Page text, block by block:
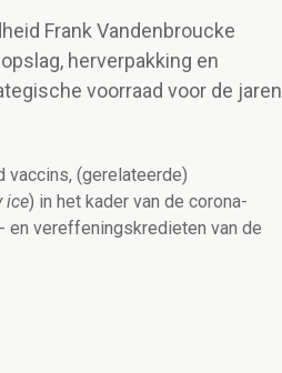
Frank Vandenbroucke
herverpakking en
voorraad voor de jaren
vaccins, (gerelateerde)
ice) in het kader van de corona-
en vereffeningskredieten van de